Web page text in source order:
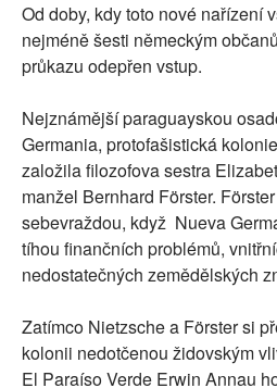
Od doby, kdy toto nové nařízení
nejméně šesti německým
průkazu odepřen vstup.
Nejznámější paraguayskou
Germania, protofašistická
založila filozofova sestra
manžel Bernhard Förster.
sebevraždou, když Nueva
tíhou finančních problémů,
nedostatečných zemědělských
Zatímco Nietzsche a Förster si
kolonii nedotčenou židovským
El Paraíso Verde Erwin Annau